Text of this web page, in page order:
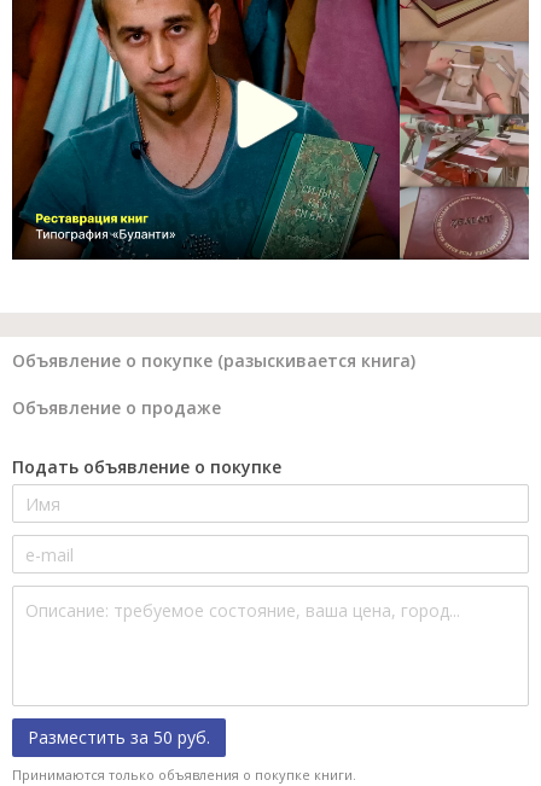
Объявление о покупке (разыскивается книга)
Объявление о продаже
Подать объявление о покупке
Разместить за 50 руб.
Принимаются только объявления о покупке книги.